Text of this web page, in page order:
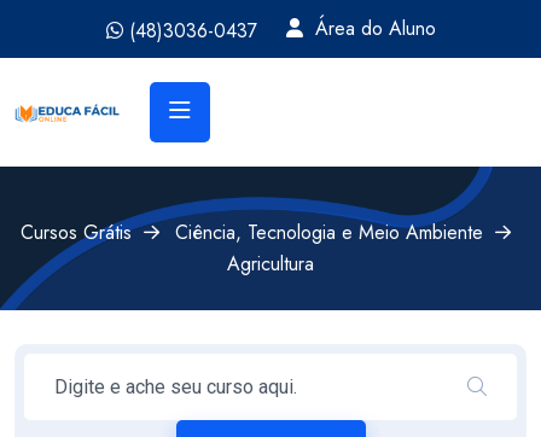
(48)3036-0437 Área do Aluno
Cursos Grátis
Ciência, Tecnologia e Meio Ambiente
Agricultura